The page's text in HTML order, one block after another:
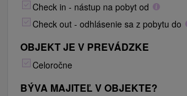
Check in - nástup na pobyt od
Check out - odhlásenie sa z pobytu do
OBJEKT JE V PREVÁDZKE
Celoročne
BÝVA MAJITEĽ V OBJEKTE?